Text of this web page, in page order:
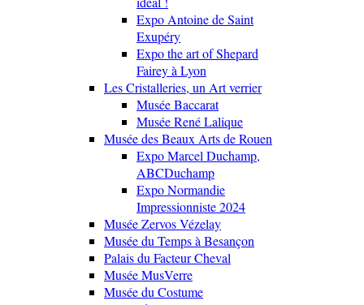
Expo Antoine de Saint
Exupéry
Expo the art of Shepard
Fairey à Lyon
Les Cristalleries, un Art verrier
Musée Baccarat
Musée René Lalique
Musée des Beaux Arts de Rouen
Expo Marcel Duchamp,
ABCDuchamp
Expo Normandie
Impressionniste 2024
Musée Zervos Vézelay
Musée du Temps à Besançon
Palais du Facteur Cheval
Musée MusVerre
Musée du Costume